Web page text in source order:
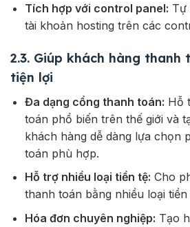
Tích hợp với control panel: Tự
tài khoản hosting trên các
2.3. Giúp khách hàng thanh
tiện lợi
Đa dạng cổng thanh toán: Hỗ
toán phổ biến trên thế giới và
khách hàng dễ dàng lựa chọn
toán phù hợp.
Hỗ trợ nhiều loại tiền tệ: Cho
thanh toán bằng nhiều loại
Hóa đơn chuyên nghiệp: Tạo